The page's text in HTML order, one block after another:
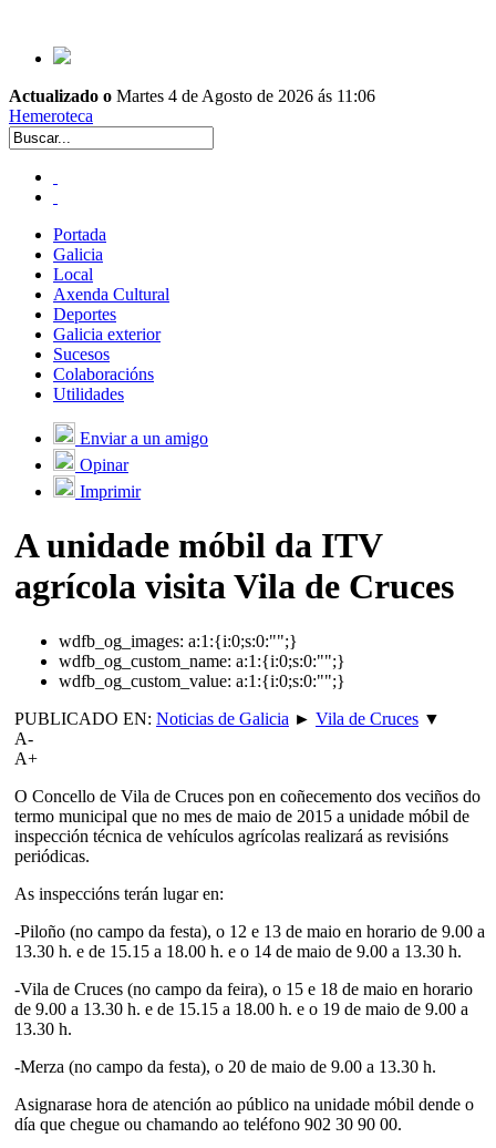
Actualizado o Martes 4 de Agosto de 2026 ás 11:06
Hemeroteca
Portada
Galicia
Local
Axenda Cultural
Deportes
Galicia exterior
Sucesos
Colaboracións
Utilidades
Enviar a un amigo
Opinar
Imprimir
A unidade móbil da ITV
agrícola visita Vila de Cruces
wdfb_og_images: a:1:{i:0;s:0:"";}
wdfb_og_custom_name: a:1:{i:0;s:0:"";}
wdfb_og_custom_value: a:1:{i:0;s:0:"";}
PUBLICADO EN: Noticias de Galicia ► Vila de Cruces ▼
A-
A+
O Concello de Vila de Cruces pon en coñecemento dos veciños do
termo municipal que no mes de maio de 2015 a unidade móbil de
inspección técnica de vehículos agrícolas realizará as revisións
periódicas.
As inspeccións terán lugar en:
-Piloño (no campo da festa), o 12 e 13 de maio en horario de 9.00 a
13.30 h. e de 15.15 a 18.00 h. e o 14 de maio de 9.00 a 13.30 h.
-Vila de Cruces (no campo da feira), o 15 e 18 de maio en horario
de 9.00 a 13.30 h. e de 15.15 a 18.00 h. e o 19 de maio de 9.00 a
13.30 h.
-Merza (no campo da festa), o 20 de maio de 9.00 a 13.30 h.
Asignarase hora de atención ao público na unidade móbil dende o
día que chegue ou chamando ao teléfono 902 30 90 00.